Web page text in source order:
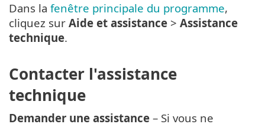
Dans la fenêtre principale du programme,
cliquez sur Aide et assistance > Assistance
technique.
Contacter l'assistance
technique
Demander une assistance – Si vous ne